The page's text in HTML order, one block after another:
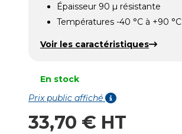
Épaisseur 90 µ résistante
Températures -40 °C à +90 °C
Voir les caractéristiques
En stock
Prix public affiché
33,70 € HT